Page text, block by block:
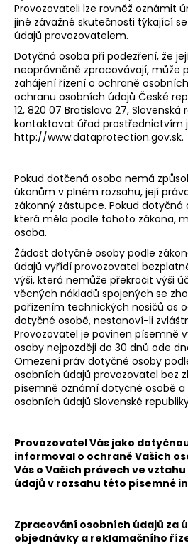
Provozovateli lze rovněž oznámit
jiné závažné skutečnosti týkající
údajů provozovatelem.
Dotyčná osoba při podezření, že
neoprávněně zpracovávají, může
zahájení řízení o ochraně
ochranu osobních údajů České
12, 820 07 Bratislava 27, Slovenská
kontaktovat úřad prostřednictvím
http://www.dataprotection.gov.sk.
Pokud dotčená osoba nemá
úkonům v plném rozsahu, její
zákonný zástupce. Pokud dotyčná
která měla podle tohoto zákona,
osoba.
Žádost dotyčné osoby podle
údajů vyřídí provozovatel
výši, která nemůže překročit výši
věcných nákladů spojených se
pořízením technických nosičů as
dotyčné osobě, nestanoví-li
Provozovatel je povinen písemně
osoby nejpozději do 30 dnů ode
Omezení práv dotyčné osoby
osobních údajů provozovatel bez
písemně oznámí dotyčné osobě a
osobních údajů Slovenské
Provozovatel Vás jako
informoval o ochraně Vašich
Vás o Vašich právech ve
údajů v rozsahu této písemné
Zpracování osobních údajů za
objednávky a reklamačního